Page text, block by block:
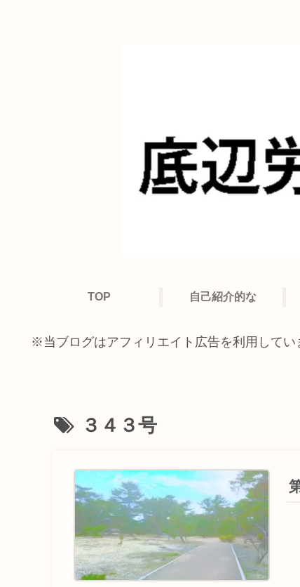
TOP 自己紹介的な
※当ブログはアフィリエイト広告を利用して
３４３号